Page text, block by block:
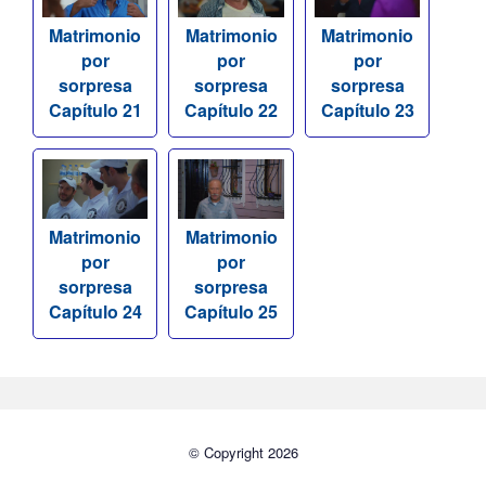
Matrimonio
por
sorpresa
Capítulo 21
Matrimonio
por
sorpresa
Capítulo 22
Matrimonio
por
sorpresa
Capítulo 23
Matrimonio
por
sorpresa
Capítulo 24
Matrimonio
por
sorpresa
Capítulo 25
© Copyright 2026